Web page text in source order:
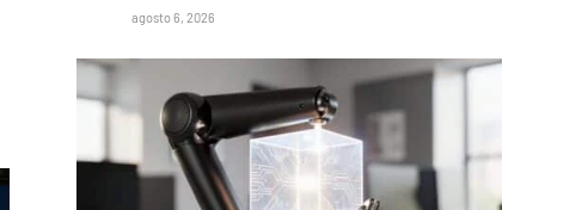
agosto 6, 2026